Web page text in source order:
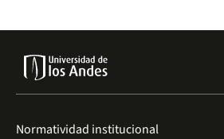
Normatividad institucional